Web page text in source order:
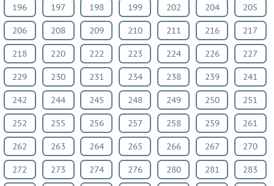
Музыка
ИЗО
Литература
Обществознание
Черчение
Экология
Технология
Испанский
язык
Искусство
Китайский
196 197 198 199 202 204 205
206 208 209 210 211 216 217
218 220 222 223 224 226 227
229 230 231 234 238 239 241
242 244 245 248 249 250 251
252 255 256 257 258 259 261
262 263 264 265 266 267 270
272 273 274 276 280 281 283